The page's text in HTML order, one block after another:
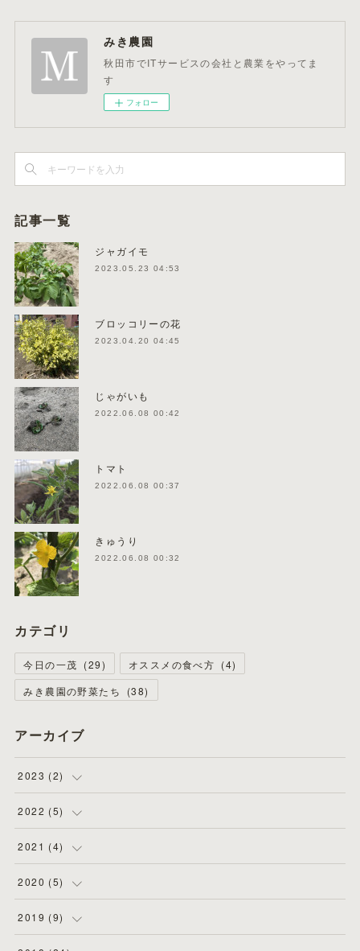
みき農園
秋田市でITサービスの会社と農業をやってま
す
フォロー
記事一覧
ジャガイモ
2023.05.23 04:53
ブロッコリーの花
2023.04.20 04:45
じゃがいも
2022.06.08 00:42
トマト
2022.06.08 00:37
きゅうり
2022.06.08 00:32
カテゴリ
今日の一茂 (29) オススメの食べ方 (4)
みき農園の野菜たち
(38)
アーカイブ
2023 (2)
(1
(1
2022 (5)
(4
(1
2021 (4)
(1
(2
( 1 )
2020 (5)
(2
2019 (9)